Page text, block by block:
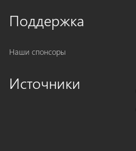
Поддержка
Наши спонсоры
Источники